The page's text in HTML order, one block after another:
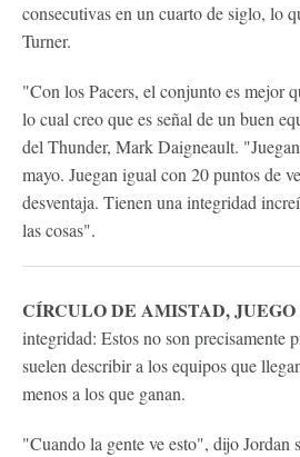
consecutivas en un cuarto de siglo, lo
Turner.
"Con los Pacers, el conjunto es mejor
lo cual creo que es señal de un buen
del Thunder, Mark Daigneault.
mayo. Juegan igual con 20 puntos de
desventaja. Tienen una integridad
las cosas".
CÍRCULO DE AMISTAD,
integridad: Estos no son precisamente
suelen describir a los equipos que
menos a los que ganan.
"Cuando la gente ve esto", dijo Jordan